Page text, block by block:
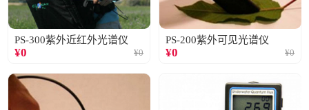
PS-300紫外近红外光谱仪
¥0 ¥0
PS-200紫外可见光谱仪
¥0 ¥0